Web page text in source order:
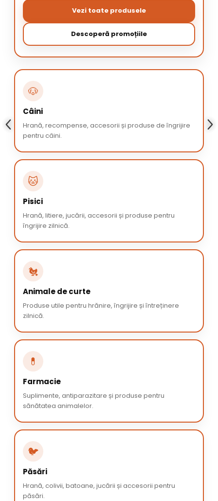
Vezi toate produsele
Descoperă promoțiile
🐶
Câini
Hrană, recompense, accesorii și produse de îngrijire
pentru câini.
🐱
Pisici
Hrană, litiere, jucării, accesorii și produse pentru
îngrijire zilnică.
🐔
Animale de curte
Produse utile pentru hrănire, îngrijire și întreținere
zilnică.
💊
Farmacie
Suplimente, antiparazitare și produse pentru
sănătatea animalelor.
🐦
Păsări
Hrană, colivii, batoane, jucării și accesorii pentru
păsări.